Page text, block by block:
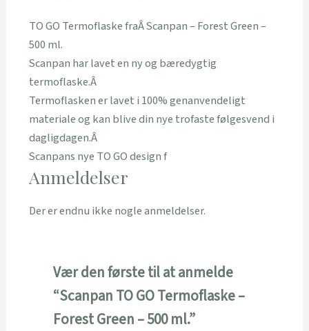
TO GO Termoflaske fraÂ Scanpan – Forest Green –
500 ml.
Scanpan har lavet en ny og bæredygtig
termoflaske.Â
Termoflasken er lavet i 100% genanvendeligt
materiale og kan blive din nye trofaste følgesvend i
dagligdagen.Â
Scanpans nye TO GO design f
Anmeldelser
Der er endnu ikke nogle anmeldelser.
Vær den første til at anmelde
“Scanpan TO GO Termoflaske –
Forest Green – 500 ml.”